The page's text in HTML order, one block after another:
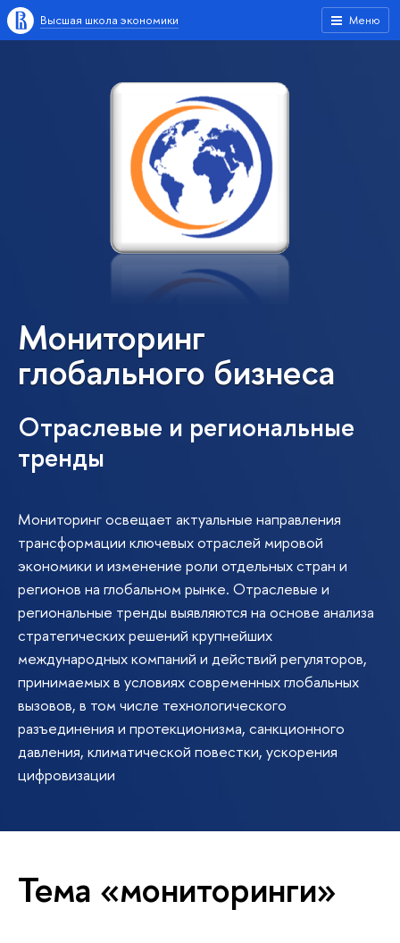
Меню
Высшая школа экономики
Мониторинг
глобального бизнеса
Отраслевые и региональные
тренды
Мониторинг освещает актуальные направления
трансформации ключевых отраслей мировой
экономики и изменение роли отдельных стран и
регионов на глобальном рынке. Отраслевые и
региональные тренды выявляются на основе анализа
стратегических решений крупнейших
международных компаний и действий регуляторов,
принимаемых в условиях современных глобальных
вызовов, в том числе технологического
разъединения и протекционизма, санкционного
давления, климатической повестки, ускорения
цифровизации
Тема «мониторинги»